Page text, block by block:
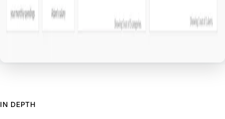
IN DEPTH